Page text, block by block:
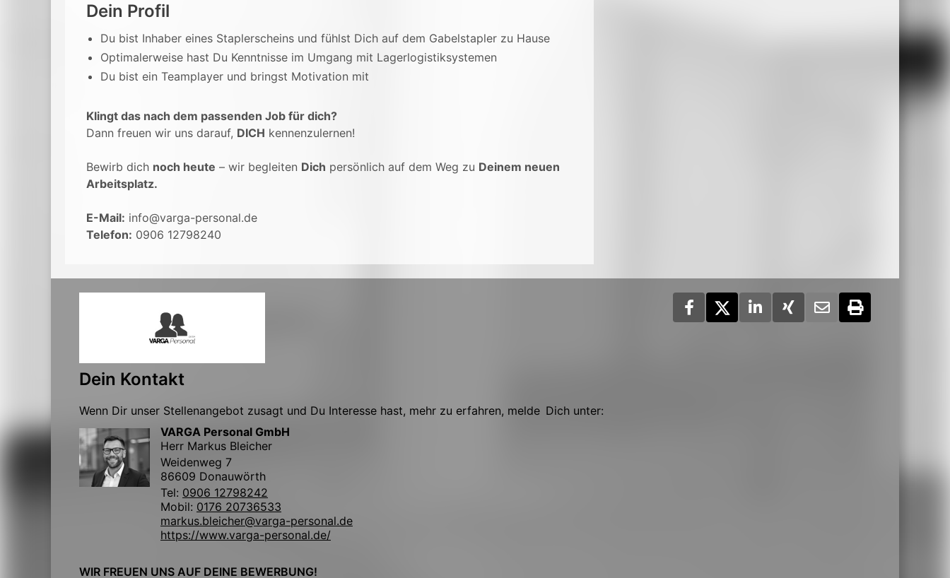
Dein Profil
Du bist Inhaber eines Staplerscheins und fühlst Dich auf dem Gabelstapler zu Hause
Optimalerweise hast Du Kenntnisse im Umgang mit Lagerlogistiksystemen
Du bist ein Teamplayer und bringst Motivation mit
Klingt das nach dem passenden Job für dich?
Dann freuen wir uns darauf, DICH kennenzulernen!
Bewirb dich noch heute – wir begleiten Dich persönlich auf dem Weg zu Deinem neuen
Arbeitsplatz.
E-Mail: info@varga-personal.de
Telefon: 0906 12798240
Dein Kontakt
Wenn Dir unser Stellenangebot zusagt und Du Interesse hast, mehr zu erfahren, melde Dich unter:
VARGA Personal GmbH
Herr Markus Bleicher
Weidenweg 7
86609 Donauwörth
Tel: 0906 12798242
Mobil: 0176 20736533
markus.bleicher@varga-personal.de
https://www.varga-personal.de/
WIR FREUEN UNS AUF DEINE BEWERBUNG!